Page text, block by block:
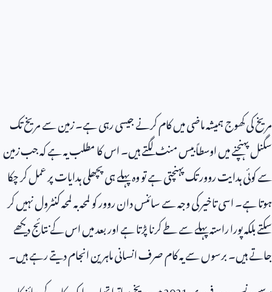
مریخ کی کھوج ہمیشہ ماضی میں کام کرنے جیسی رہی ہے۔ زمین سے مریخ تک
سگنل پہنچنے میں اوسطاً بیس منٹ لگتے ہیں۔ اس کا مطلب یہ ہے کہ جب زمین
سے کوئی ہدایت روور تک پہنچتی ہے تو وہ پہلے ہی پچھلی ہدایات پر عمل کر چکا
ہوتا ہے۔ اسی تاخیر کی وجہ سے سائنس دان روور کو لمحہ بہ لمحہ کنٹرول نہیں کر
سکتے بلکہ پورا راستہ پہلے سے طے کرنا پڑتا ہے اور بعد میں اس کے نتائج دیکھے
جاتے ہیں۔ برسوں سے یہ کام صرف انسانی ماہرین انجام دیتے رہے ہیں۔